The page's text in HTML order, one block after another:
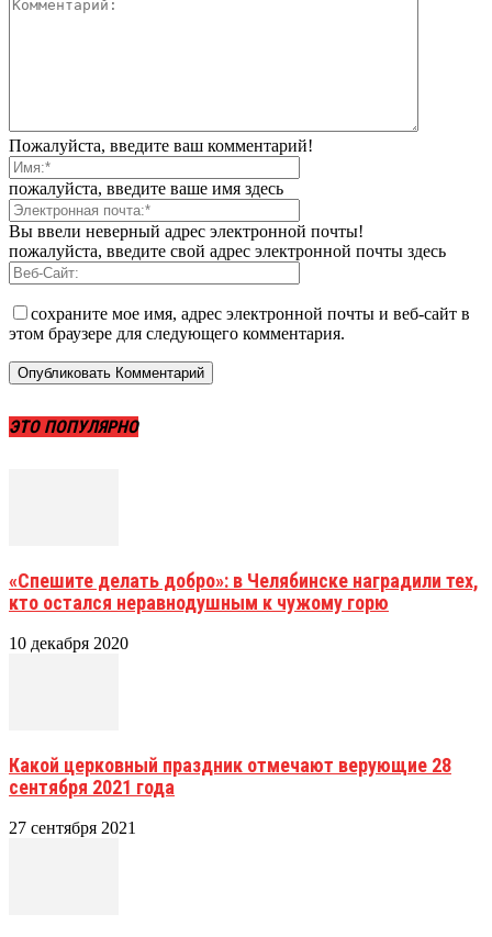
Пожалуйста, введите ваш комментарий!
пожалуйста, введите ваше имя здесь
Вы ввели неверный адрес электронной почты!
пожалуйста, введите свой адрес электронной почты здесь
сохраните мое имя, адрес электронной почты и веб-сайт в
этом браузере для следующего комментария.
ЭТО ПОПУЛЯРНО
«Спешите делать добро»: в Челябинске наградили тех,
кто остался неравнодушным к чужому горю
10 декабря 2020
Какой церковный праздник отмечают верующие 28
сентября 2021 года
27 сентября 2021